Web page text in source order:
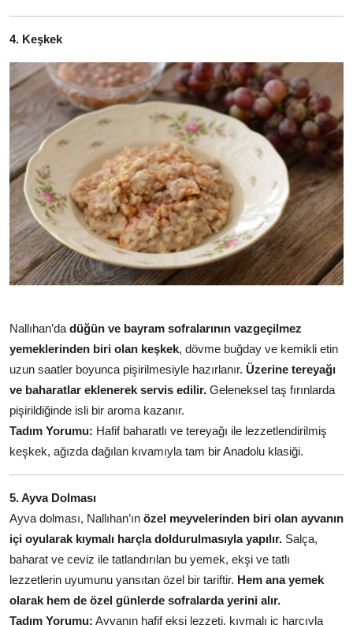
4. Keşkek
Nallıhan’da düğün ve bayram sofralarının vazgeçilmez
yemeklerinden biri olan keşkek, dövme buğday ve kemikli etin
uzun saatler boyunca pişirilmesiyle hazırlanır. Üzerine tereyağı
ve baharatlar eklenerek servis edilir. Geleneksel taş fırınlarda
pişirildiğinde isli bir aroma kazanır.
Tadım Yorumu: Hafif baharatlı ve tereyağı ile lezzetlendirilmiş
keşkek, ağızda dağılan kıvamıyla tam bir Anadolu klasiği.
5. Ayva Dolması
Ayva dolması, Nallıhan’ın özel meyvelerinden biri olan ayvanın
içi oyularak kıymalı harçla doldurulmasıyla yapılır. Salça,
baharat ve ceviz ile tatlandırılan bu yemek, ekşi ve tatlı
lezzetlerin uyumunu yansıtan özel bir tariftir. Hem ana yemek
olarak hem de özel günlerde sofralarda yerini alır.
Tadım Yorumu: Ayvanın hafif ekşi lezzeti, kıymalı iç harcıyla